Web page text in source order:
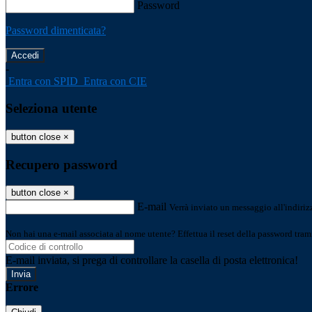
Password
Password dimenticata?
-
Entra con SPID Entra con CIE
Seleziona utente
button close ×
Recupero password
button close ×
E-mail Verrà inviato un messaggio
Non hai una e-mail associata al nome utente? Effettua il reset della password
E-mail inviata, si prega di controllare la casella di posta elettronica!
Errore